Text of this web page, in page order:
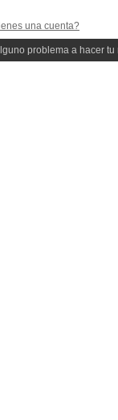
una cuenta?
problema a hacer